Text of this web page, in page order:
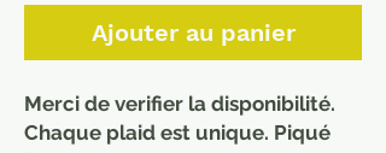
Ajouter au panier
Merci de verifier la disponibilité.
Chaque plaid est unique. Piqué